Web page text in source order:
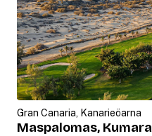
Gran Canaria, Kanarieöarna
Maspalomas, Kumara